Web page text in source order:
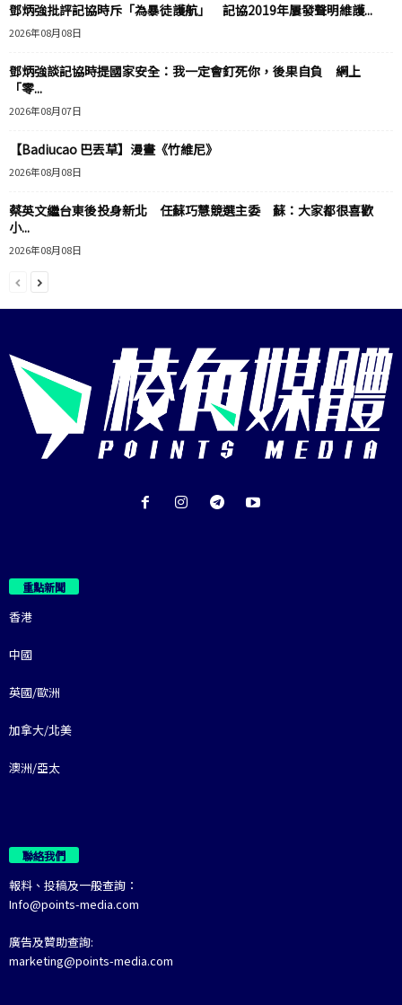
鄧炳強批評記協時斥「為暴徒護航」 記協2019年屢發聲明維護...
2026年08月08日
鄧炳強談記協時提國家安全：我一定會釘死你，後果自負 網上
「零...
2026年08月07日
【Badiucao 巴丟草】漫畫《竹維尼》
2026年08月08日
蔡英文繼台東後投身新北 任蘇巧慧競選主委 蘇：大家都很喜歡
小...
2026年08月08日
重點新聞
香港
中國
英國/歐洲
加拿大/北美
澳洲/亞太
聯絡我們
報料、投稿及一般查詢：
Info@points-media.com
廣告及贊助查詢:
marketing@points-media.com